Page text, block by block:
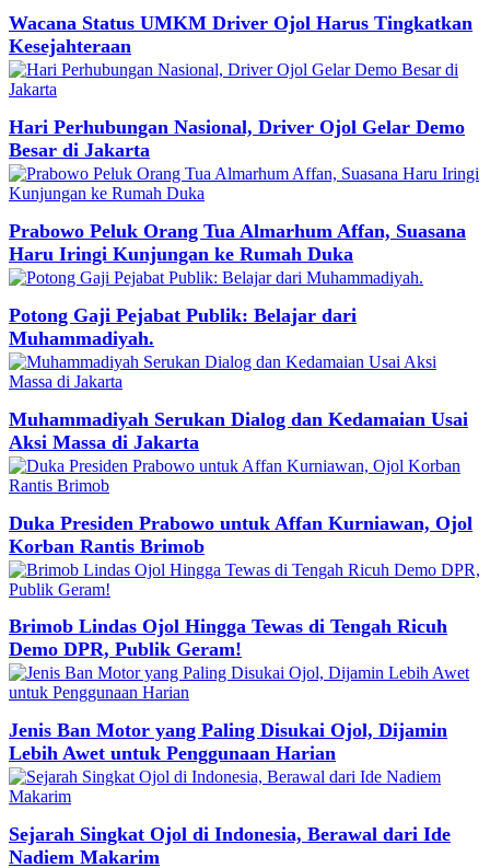
Wacana Status UMKM Driver Ojol Harus Tingkatkan
Kesejahteraan
Hari Perhubungan Nasional, Driver Ojol Gelar Demo
Besar di Jakarta
Prabowo Peluk Orang Tua Almarhum Affan, Suasana
Haru Iringi Kunjungan ke Rumah Duka
Potong Gaji Pejabat Publik: Belajar dari
Muhammadiyah.
Muhammadiyah Serukan Dialog dan Kedamaian Usai
Aksi Massa di Jakarta
Duka Presiden Prabowo untuk Affan Kurniawan, Ojol
Korban Rantis Brimob
Brimob Lindas Ojol Hingga Tewas di Tengah Ricuh
Demo DPR, Publik Geram!
Jenis Ban Motor yang Paling Disukai Ojol, Dijamin
Lebih Awet untuk Penggunaan Harian
Sejarah Singkat Ojol di Indonesia, Berawal dari Ide
Nadiem Makarim